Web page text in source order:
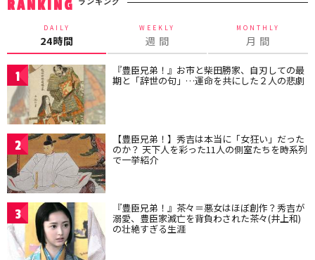
RANKING
DAILY
24時間
WEEKLY
週 間
MONTHLY
月 間
1 『豊臣兄弟！』お市と柴田勝家、自刃しての最
期と「辞世の句」…運命を共にした２人の悲劇
2 【豊臣兄弟！】秀吉は本当に「女狂い」だった
のか？ 天下人を彩った11人の側室たちを時系列
で一挙紹介
3 『豊臣兄弟！』茶々＝悪女はほぼ創作？秀吉が
溺愛、豊臣家滅亡を背負わされた茶々(井上和)
の壮絶すぎる生涯